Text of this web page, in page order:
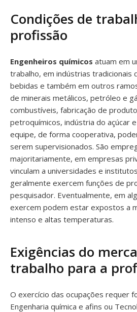
Condições de
profissão
Engenheiros químicos atuam em
trabalho, em indústrias tradicionais
bebidas e também em outros
de minerais metálicos, petróleo e
combustíveis, fabricação de
petroquímicos, indústria do açúcar
equipe, de forma cooperativa,
serem supervisionados. São
majoritariamente, em empresas
vinculam a universidades e
geralmente exercem funções de
pesquisador. Eventualmente, em
exercem podem estar expostos a
intenso e altas temperaturas.
Exigências do
trabalho para a
O exercício das ocupações requer
Engenharia química e afins ou